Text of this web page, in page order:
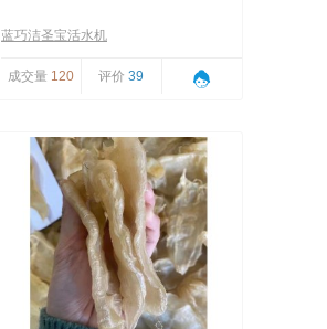
蓝巧洁圣宝活水机
成交量 120 评价39